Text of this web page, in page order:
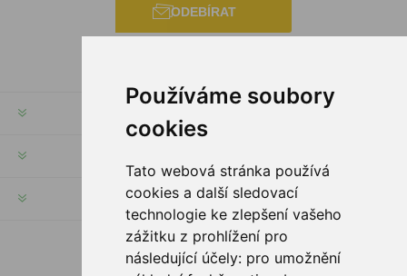
Používáme soubory
cookies
Tato webová stránka používá
cookies a další sledovací
technologie ke zlepšení vašeho
zážitku z prohlížení pro
následující účely: pro umožnění
ODEBÍRAT
INFORMACE
SLEDUJTE NÁS